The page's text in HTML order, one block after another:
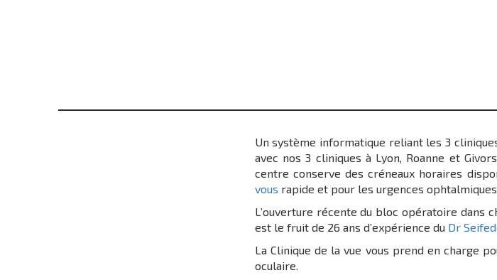
Un système informatique reliant les 3
avec nos 3 cliniques à Lyon, Roanne et
centre conserve des créneaux horaires
vous rapide et pour les urgences
L’ouverture récente du bloc opératoire dans
est le fruit de 26 ans d’expérience du Dr
La Clinique de la vue vous prend en charge
oculaire.